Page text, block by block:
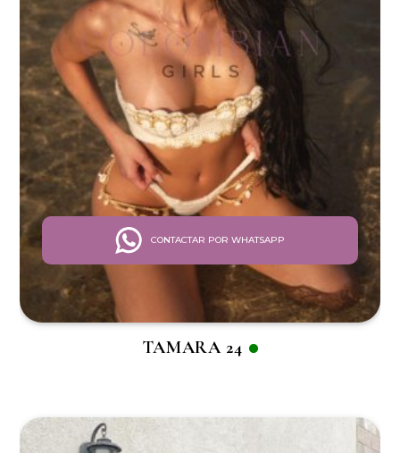
CONTACTAR POR WHATSAPP
TAMARA 24